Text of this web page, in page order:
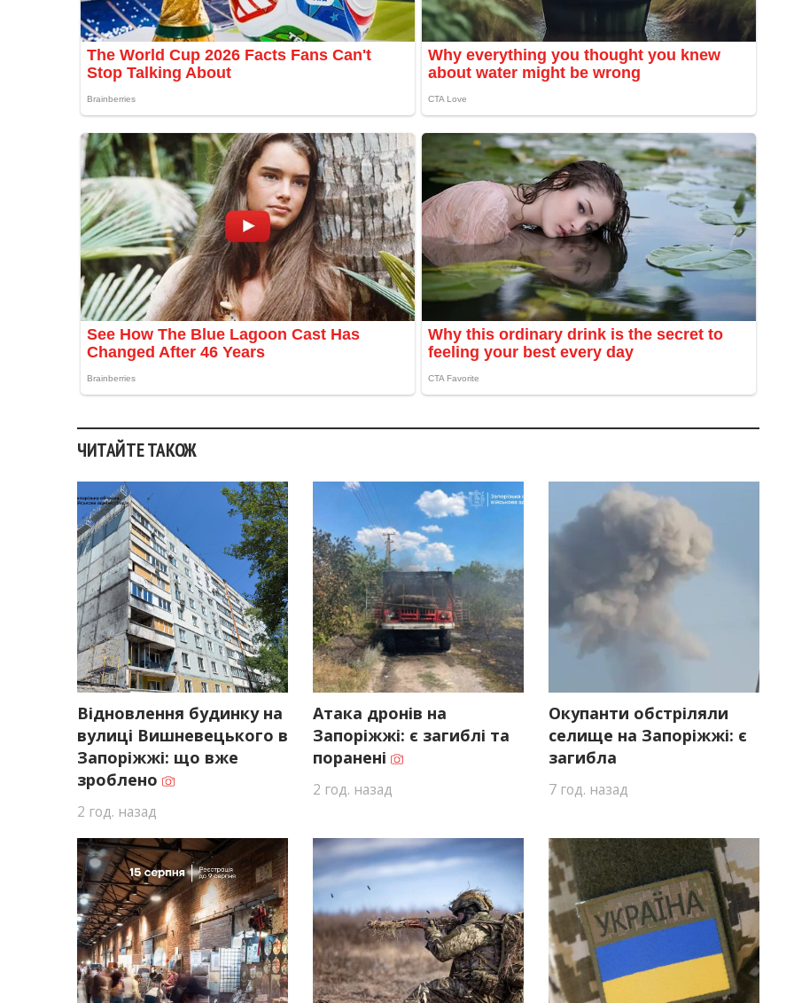
ЧИТАЙТЕ ТАКОЖ
Відновлення будинку на
вулиці Вишневецького в
Запоріжжі: що вже
зроблено
2 год. назад
Атака дронів на
Запоріжжі: є загиблі та
поранені
2 год. назад
Окупанти обстріляли
селище на Запоріжжі: є
загибла
7 год. назад